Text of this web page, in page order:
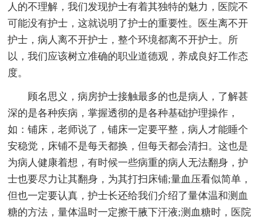
人的不理解，我们发现护士有着其独特的魅力，医院不
可能没有护士，这就说明了护士的重要性。医生离不开
护士，病人离不开护士，整个环境都离不开护士。所
以，我们应该树立准确的职业道德观，养成良好工作态
度。
顾名思义，病房护士接触最多的也是病人，了解甚
深的是各种疾病，掌握透彻的是各种基础护理操作，
如：铺床，老师说了，铺床一定要平整，病人才能睡个
安稳觉，床铺不是每天都换，但每天都会清扫。这也是
为病人健康着想，有时候一些病重的病人无法翻身，护
士也要尽力让其翻身，为其打扫床铺;量血压看似简单，
但也一定要认真，护士长还给我们介绍了量体温和测血
糖的方法，量体温时一定擦干腋下汗液;测血糖时，医院